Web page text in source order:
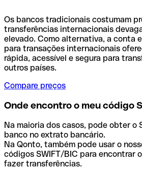
Os bancos tradicionais costumam
transferências internacionais
elevado. Como alternativa, a conta
para transações internacionais
rápida, acessível e segura para
outros países.
Compare preços
Onde encontro o meu código
Na maioria dos casos, pode obter o
banco no extrato bancário.
Na Qonto, também pode usar o
códigos SWIFT/BIC para encontrar
fazer transferências.